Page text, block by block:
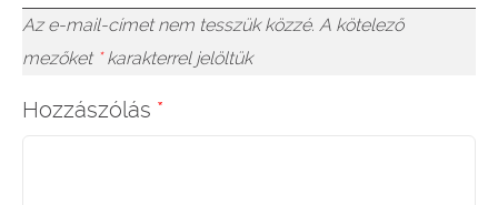
Az e-mail-címet nem tesszük közzé. A kötelező
mezőket *karakterrel jelöltük
Hozzászólás *